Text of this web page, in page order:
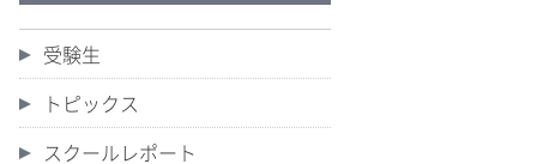
受験生
トピックス
スクールレポート